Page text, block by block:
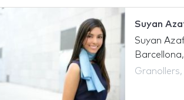
Suyan
Suyan